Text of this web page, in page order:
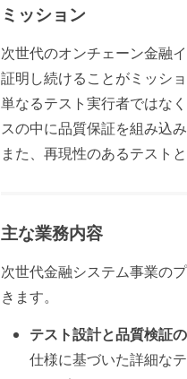
ミッション
次世代のオンチェーン金融
証明し続けることがミッショ
単なるテスト実行者ではな
スの中に品質保証を組み込み
また、再現性のあるテスト
主な業務内容
次世代金融システム事業の
きます。
テスト設計と品質検証
仕様に基づいた詳細な